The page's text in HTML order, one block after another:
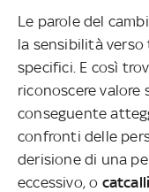
Le parole del
la sensibilità
specifici. E così
riconoscere valore
conseguente
confronti delle
derisione di una
eccessivo, o